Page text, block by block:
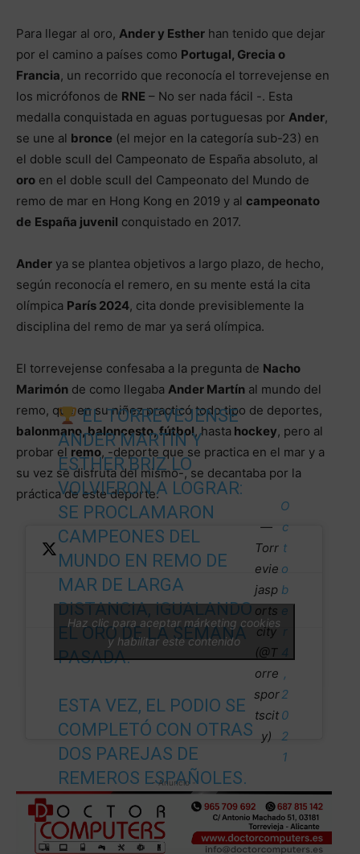
Para llegar al oro, Ander y Esther han tenido que dejar
por el camino a países como Portugal, Grecia o
Francia, un recorrido que reconocía el torrevejense en
los micrófonos de RNE – No ser nada fácil -. Esta
medalla conquistada en aguas portuguesas por Ander,
se une al bronce (el mejor en la categoría sub-23) en
el doble scull del Campeonato de España absoluto, al
oro en el doble scull del Campeonato del Mundo de
remo de mar en Hong Kong en 2019 y al campeonato
de España juvenil conquistado en 2017.
Ander ya se plantea objetivos a largo plazo, de hecho,
según reconocía el remero, en su mente está la cita
olímpica París 2024, cita donde previsiblemente la
disciplina del remo de mar ya será olímpica.
El torrevejense confesaba a la pregunta de Nacho
Marimón de como llegaba Ander Martín al mundo del
remo, que en su niñez practicó todo tipo de deportes,
balonmano, baloncesto, fútbol, hasta hockey, pero al
probar el remo, -deporte que se practica en el mar y a
su vez se disfruta del mismo-, se decantaba por la
práctica de este deporte.
EL TORREVEJENSE
ANDER MARTÍN Y
ESTHER BRIZ LO
VOLVIERON A LOGRAR:
SE PROCLAMARON
CAMPEONES DEL
MUNDO EN REMO DE
MAR DE LARGA
DISTANCIA, IGUALANDO
EL ORO DE LA SEMANA
PASADA.
ESTA VEZ, EL PODIO SE
COMPLETÓ CON OTRAS
DOS PAREJAS DE
REMEROS ESPAÑOLES.
PIC.TWITTER.COM/BW
BXZ0LAAM
—
Torr
evie
jasp
orts
city
(@T
orre
spor
tscit
y)
O
c
t
o
b
e
r
4
,
2
0
2
1
Haz clic para aceptar márketing cookies
y habilitar este contenido
- Anuncio -